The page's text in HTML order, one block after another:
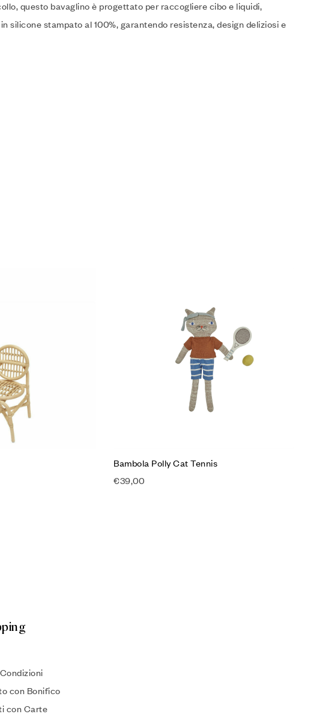
questo bavaglino è progettato per raccogliere cibo e liquidi,
silicone stampato al 100%, garantendo resistenza, design deliziosi e
Aggiungi al carrello
Bambola Polly Cat Tennis
€39,00
con Bonifico
con Carte